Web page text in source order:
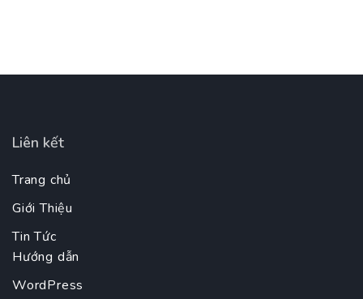
Liên kết
Trang chủ
Giới Thiệu
Tin Tức
Hướng dẫn
WordPress